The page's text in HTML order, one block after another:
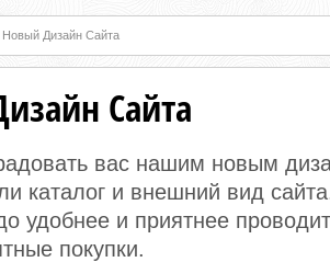
Новый Дизайн Сайта
Сайта
вас нашим новым
каталог и внешний вид
удобнее и приятнее
покупки.